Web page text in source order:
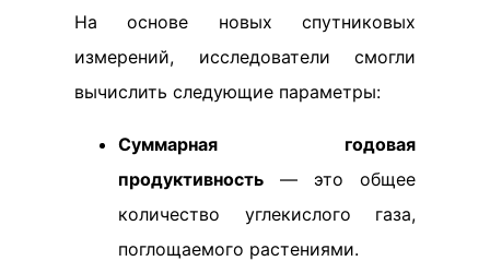
На основе новых спутниковых
измерений, исследователи смогли
вычислить следующие параметры:
Суммарная годовая
продуктивность — это общее
количество углекислого газа,
поглощаемого растениями.